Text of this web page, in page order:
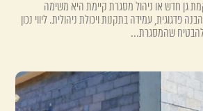
גן חדש או ניהול מסגרת קיימת היא משימה
פדגוגית, עמידה בתקנות ויכולת ניהולית. ליווי נכון
שהמסגרת...